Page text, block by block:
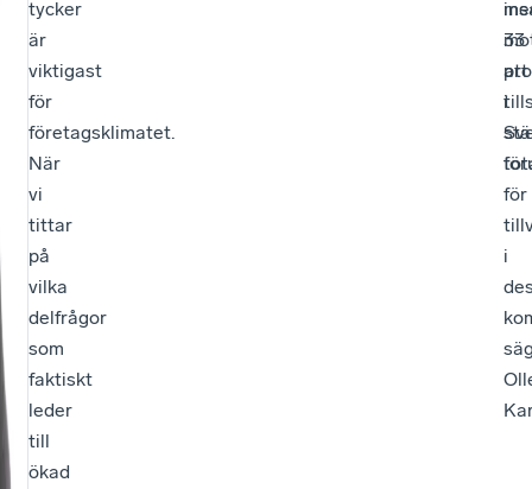
tycker
är
viktigast
för
företagsklimatet.
När
vi
tittar
på
vilka
delfrågor
som
faktiskt
leder
till
ökad
att
för
i
33
i